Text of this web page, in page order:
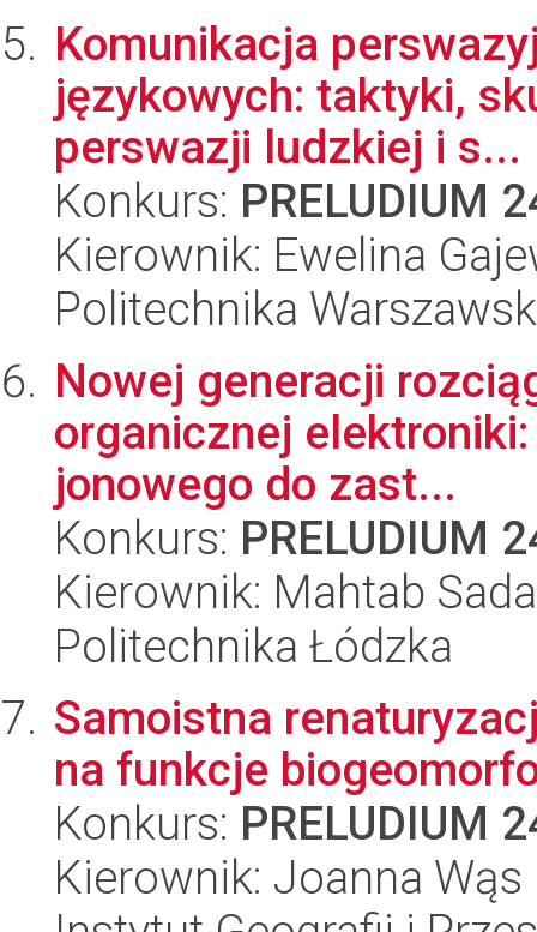
Komunikacja
językowych: taktyki,
perswazji ludzkiej i s...
Konkurs: PRELUDIUM
Kierownik: Ewelina
Politechnika
Nowej generacji
organicznej
jonowego do zast...
Konkurs: PRELUDIUM
Kierownik: Mahtab
Politechnika Łódzka
Samoistna
na funkcje
Konkurs: PRELUDIUM
Kierownik: Joanna Wąs